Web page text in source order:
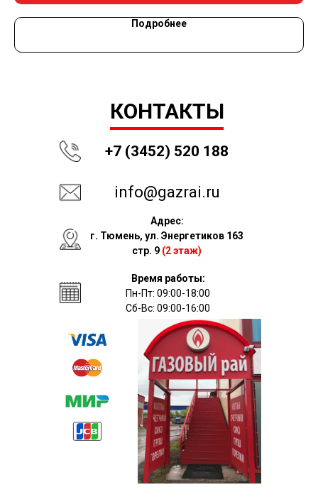
Подробнее
КОНТАКТЫ
+7 (3452) 520 188
info@gazrai.ru
Время работы:
Пн-Пт: 09:00-18:00
Сб-Вс: 09:00-16:00
Адрес:
г. Тюмень, ул. Энергетиков 163
стр. 9 (2 этаж)